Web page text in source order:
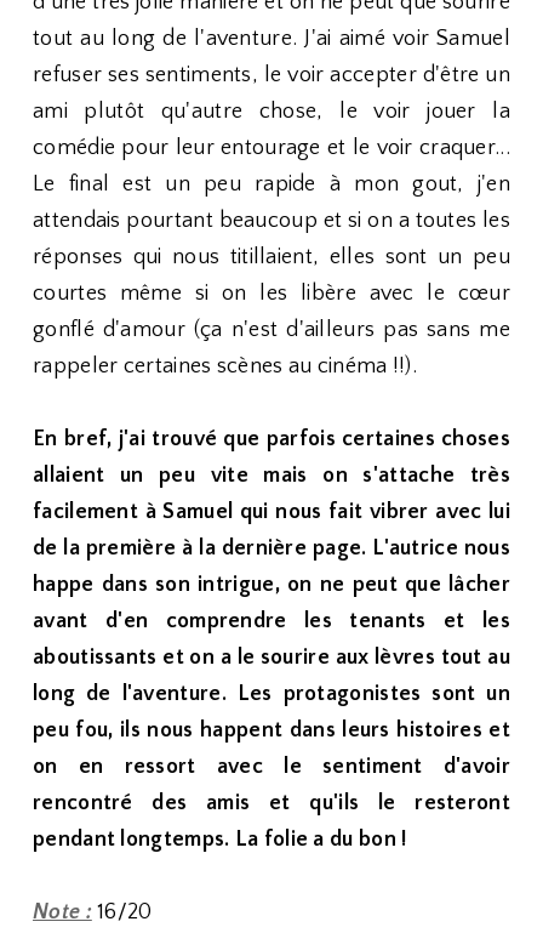
tout au long de l'aventure. J'ai aimé voir Samuel
refuser ses sentiments, le voir accepter d'être un
ami plutôt qu'autre chose, le voir jouer la
comédie pour leur entourage et le voir craquer...
Le final est un peu rapide à mon gout, j'en
attendais pourtant beaucoup et si on a toutes les
réponses qui nous titillaient, elles sont un peu
courtes même si on les libère avec le cœur
gonflé d'amour (ça n'est d'ailleurs pas sans me
rappeler certaines scènes au cinéma !!).
En bref, j'ai trouvé que parfois certaines choses
allaient un peu vite mais on s'attache très
facilement à Samuel qui nous fait vibrer avec lui
de la première à la dernière page. L'autrice nous
happe dans son intrigue, on ne peut que lâcher
avant d'en comprendre les tenants et les
aboutissants et on a le sourire aux lèvres tout au
long de l'aventure. Les protagonistes sont un
peu fou, ils nous happent dans leurs histoires et
on en ressort avec le sentiment d'avoir
rencontré des amis et qu'ils le resteront
pendant longtemps. La folie a du bon !
Note : 16/20